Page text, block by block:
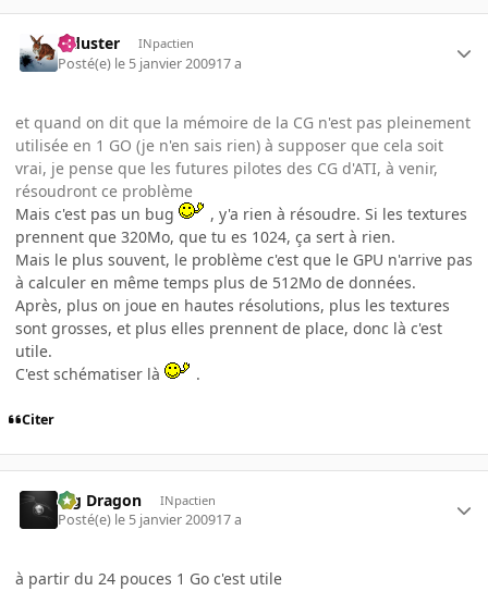
Tiduster INpactien
Posté(e) le 5 janvier 200917 a
et quand on dit que la mémoire de la CG n'est pas pleinement
utilisée en 1 GO (je n'en sais rien) à supposer que cela soit
vrai, je pense que les futures pilotes des CG d'ATI, à venir,
résoudront ce problème
Mais c'est pas un bug
, y'a rien à résoudre. Si les textures
prennent que 320Mo, que tu es 1024, ça sert à rien.
Mais le plus souvent, le problème c'est que le GPU n'arrive pas
à calculer en même temps plus de 512Mo de données.
Après, plus on joue en hautes résolutions, plus les textures
sont grosses, et plus elles prennent de place, donc là c'est
utile.
C'est schématiser là
.
Citer
Big Dragon INpactien
Posté(e) le 5 janvier 200917 a
à partir du 24 pouces 1 Go c'est utile